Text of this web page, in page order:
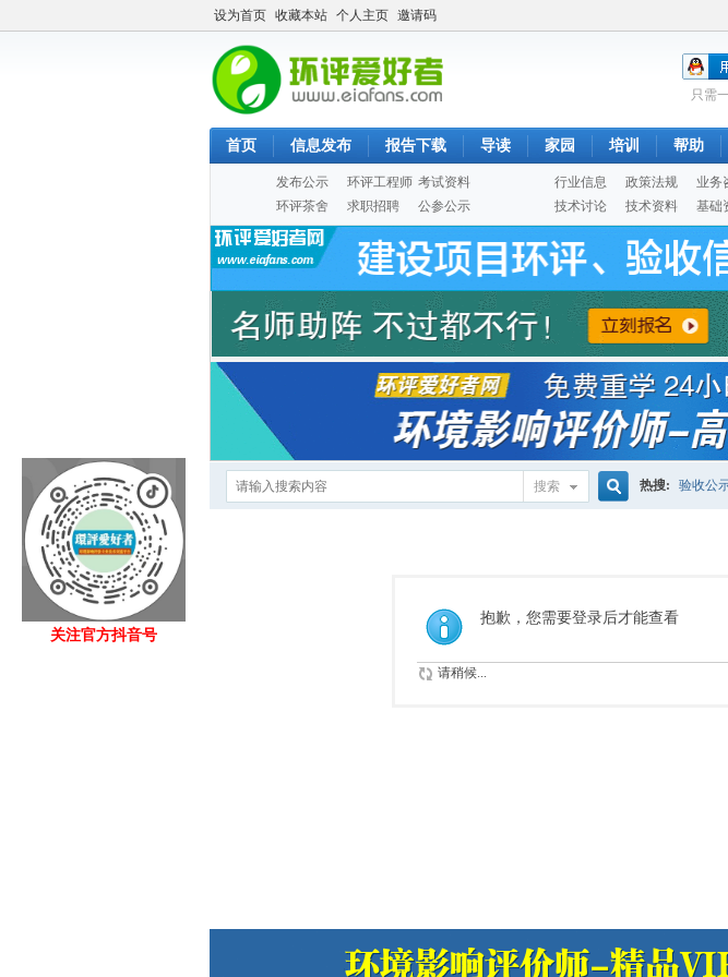
设为首页 收藏本站 个人主页 邀请码
只需
首页 信息发布 报告下载 导读 家园 培训 帮助
发布公示 环评工程师 考试资料
环评茶舍
求职招聘 公参公示
行业信息 政策法规
业务
技术讨论
技术资料 基础
搜索
索
热搜: 验收公
抱歉，您需要登录后才能查看
请稍候...
关注官方抖音号